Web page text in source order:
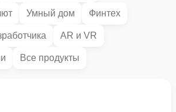
Умный дом Финтех
AR и VR
Все продукты